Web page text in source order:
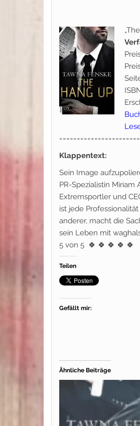
Klappentext:
Sein Image
PR-Spezialistin
Extremsportler und
ist jede
anderer, macht die
sein Leben mit
5 von 5 🍀 🍀 🍀 🍀 🍀
Teilen
Gefällt mir:
Ähnliche Beiträge